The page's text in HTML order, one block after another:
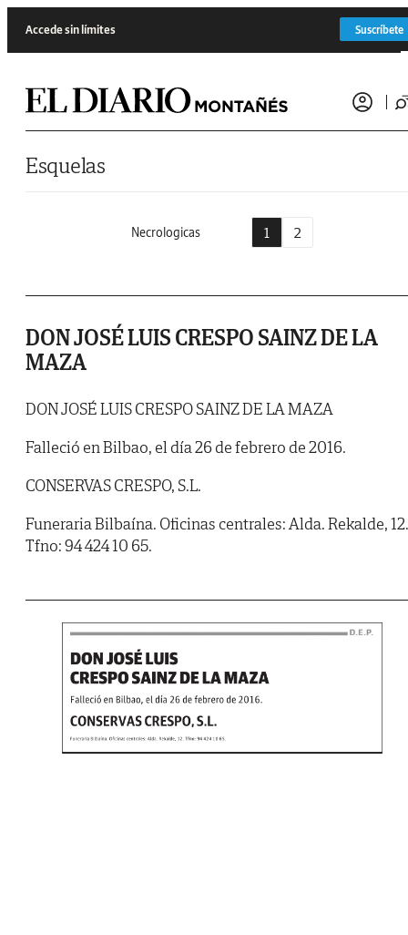
Accede sin límites Suscríbete
Esquelas
Necrologicas 1 2
DON JOSÉ LUIS CRESPO SAINZ DE LA
MAZA
DON JOSÉ LUIS CRESPO SAINZ DE LA MAZA
Falleció en Bilbao, el día 26 de febrero de 2016.
CONSERVAS CRESPO, S.L.
Funeraria Bilbaína. Oficinas centrales: Alda. Rekalde, 12.
Tfno: 94 424 10 65.